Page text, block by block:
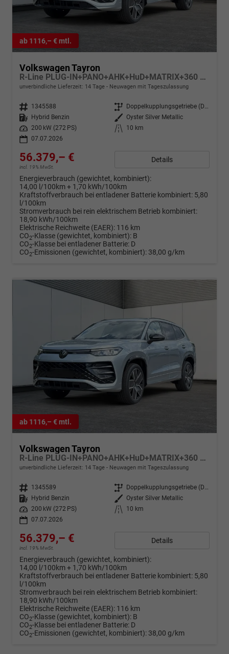
ab 1116,– € mtl.
Volkswagen Tayron
R-Line PLUG-IN+PANO+AHK+HuD+MATRIX+360 KAM+20"ALU+ACC+eHK+BLACK STYLE
unverbindliche Lieferzeit: 14 Tage Neuwagen mit Tageszulassung
Fahrzeugnr. 1345588 Getriebe
Doppelkupplungsgetriebe (DSG)
Kraftstoff
Hybrid Benzin Außenfarbe Oyster Silver Metallic
Leistung
200 kW (272 PS) Kilometerstand
10 km
07.07.2026
56.379,– €
incl. 19% MwSt.
Details
Energieverbrauch (gewichtet, kombiniert):
14,00 l/100km + 1,70 kWh/100km
Kraftstoffverbrauch bei entladener Batterie kombiniert: 5,80
l/100km
Stromverbrauch bei rein elektrischem Betrieb kombiniert:
18,90 kWh/100km
Elektrische Reichweite (EAER): 116 km
CO2-Klasse (gewichtet, kombiniert): B
CO2-Klasse bei entladener Batterie: D
CO2-Emissionen (gewichtet, kombiniert): 38,00 g/km
ab 1116,– € mtl.
Volkswagen Tayron
R-Line PLUG-IN+PANO+AHK+HuD+MATRIX+360 KAM+20"ALU+ACC+eHK+BLACK STYLE
unverbindliche Lieferzeit: 14 Tage Neuwagen mit Tageszulassung
Fahrzeugnr. 1345589 Getriebe
Doppelkupplungsgetriebe (DSG)
Kraftstoff
Hybrid Benzin Außenfarbe Oyster Silver Metallic
Leistung
200 kW (272 PS) Kilometerstand
10 km
07.07.2026
56.379,– €
incl. 19% MwSt.
Details
Energieverbrauch (gewichtet, kombiniert):
14,00 l/100km + 1,70 kWh/100km
Kraftstoffverbrauch bei entladener Batterie kombiniert: 5,80
l/100km
Stromverbrauch bei rein elektrischem Betrieb kombiniert:
18,90 kWh/100km
Elektrische Reichweite (EAER): 116 km
CO2-Klasse (gewichtet, kombiniert): B
CO2-Klasse bei entladener Batterie: D
CO2-Emissionen (gewichtet, kombiniert): 38,00 g/km